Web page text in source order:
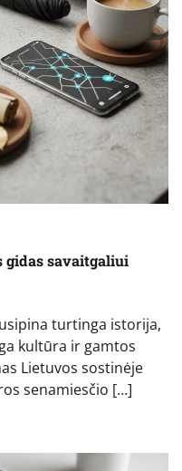
gidas savaitgaliui
turtinga istorija,
kultūra ir gamtos
Lietuvos sostinėje
senamiesčio […]